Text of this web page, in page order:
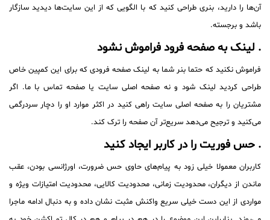
آن‌ها را دارید، بنری طراحی کنید که با الگویی که از این سایت‌ها دیدید سازگار
باشد و برجسته.
. لینک به صفحه فرود فراموش نشود
فراموش نکنید که حتما بنر شما به لینک صفحه فرودی که برای این کمپین خاص
طراحی کردید لینک شود و نه صفحه اصلی سایت یا صفحه تماس با ما. اگر
مشتریان را به صفحه اصلی سایت راهی کنید در اکثر موارد او را دچار سردرگمی
می‌کنید و ترجیح می‌دهد سریع‌تر آن صفحه را ترک کند.
. حس فوریت را در کاربر ایجاد کنید
کاربران معمولا خیلی زود به پیام‌های حاوی حس ضرورت، اورژانسی بودن، عقب
ماندن از دیگران، محدودیت زمانی، محدودیت کالایی، محدودیت امتیازات ویژه و
مواردی از این دست خیلی سریع واکنش مثبت نشان داده و به دنبال ادامه ماجرا